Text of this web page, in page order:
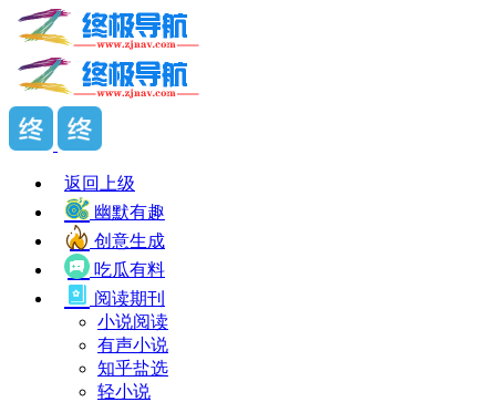
返回上级
幽默有趣
创意生成
吃瓜有料
阅读期刊
小说阅读
有声小说
知乎盐选
轻小说